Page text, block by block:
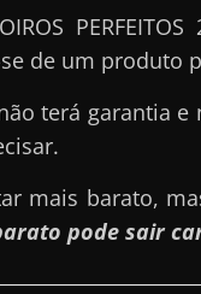
de um produto
terá garantia e
mais barato,
pode sair